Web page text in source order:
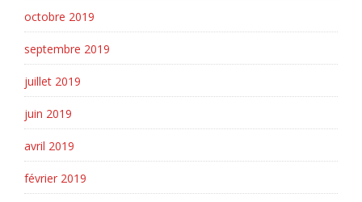
octobre 2019
septembre 2019
juillet 2019
juin 2019
avril 2019
février 2019